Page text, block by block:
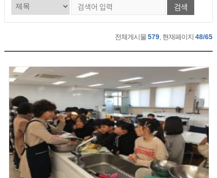
검색
전체게시물579 , 현재페이지48/65